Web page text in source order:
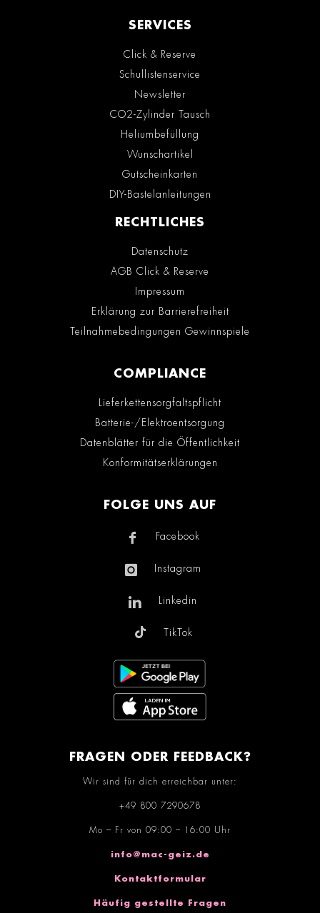
SERVICES
Click & Reserve
Schullistenservice
Newsletter
CO2-Zylinder Tausch
Heliumbefüllung
Wunschartikel
Gutscheinkarten
DIY-Bastelanleitungen
RECHTLICHES
Datenschutz
AGB Click & Reserve
Impressum
Erklärung zur Barrierefreiheit
Teilnahmebedingungen Gewinnspiele
COMPLIANCE
Lieferkettensorgfaltspflicht
Batterie-/Elektroentsorgung
Datenblätter für die Öffentlichkeit
Konformitätserklärungen
FOLGE UNS AUF
Facebook
Instagram
Linkedin
TikTok
FRAGEN ODER FEEDBACK?
Wir sind für dich erreichbar unter:
+49 800 7290678
Mo – Fr von 09:00 – 16:00 Uhr
info@mac-geiz.de
Kontaktformular
Häufig gestellte Fragen